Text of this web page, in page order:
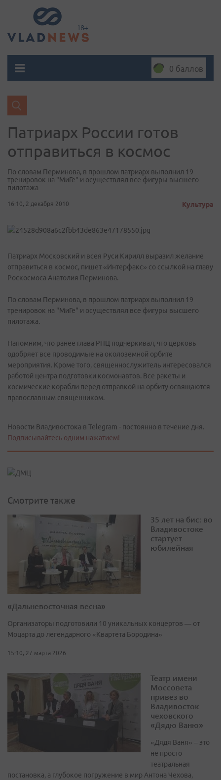
0 баллов
Патриарх России готов
отправиться в космос
По словам Перминова, в прошлом патриарх выполнил 19
тренировок на "МиГе" и осуществлял все фигуры высшего
пилотажа
16:10, 2 декабря 2010 Культура
Патриарх Московский и всея Руси Кирилл выразил желание
отправиться в космос, пишет «Интерфакс» со ссылкой на главу
Роскосмоса Анатолия Перминова.
По словам Перминова, в прошлом патриарх выполнил 19
тренировок на "МиГе" и осуществлял все фигуры высшего
пилотажа.
Напомним, что ранее глава РПЦ подчеркивал, что церковь
одобряет все проводимые на околоземной орбите
мероприятия. Кроме того, священнослужитель интересовался
работой центра подготовки космонавтов. Все ракеты и
космические корабли перед отправкой на орбиту освящаются
православным священником.
Новости Владивостока в Telegram - постоянно в течение дня.
Подписывайтесь одним нажатием!
Смотрите также
35 лет на бис: во
Владивостоке
стартует
юбилейная
«Дальневосточная весна»
Организаторы подготовили 10 уникальных концертов — от
Моцарта до легендарного «Квартета Бородина»
15:10, 27 марта 2026
Театр имени
Моссовета
привез во
Владивосток
чеховского
«Дядю Ваню»
«Дядя Ваня» – это
не просто
театральная
постановка, а глубокое погружение в мир Антона Чехова,